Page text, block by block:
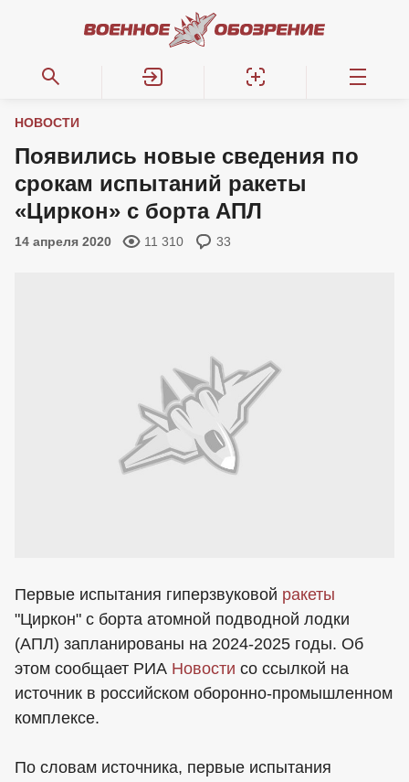
НОВОСТИ
Появились новые сведения по
срокам испытаний ракеты
«Циркон» с борта АПЛ
14 апреля 2020 11 310 33
Первые испытания гиперзвуковой ракеты
"Циркон" с борта атомной подводной лодки
(АПЛ) запланированы на 2024-2025 годы. Об
этом сообщает РИА Новости со ссылкой на
источник в российском оборонно-промышленном
комплексе.
По словам источника, первые испытания